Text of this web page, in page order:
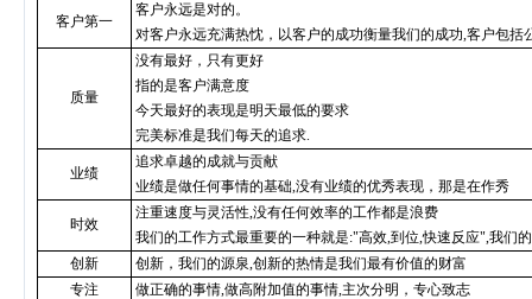
客户第一
客户永远是对的。
对客户永远充满热忱，以客户的成功衡量我们的成功,客户包括
质量
没有最好，只有更好
指的是客户满意度
今天最好的表现是明天最低的要求
完美标准是我们每天的追求.
业绩
追求卓越的成就与贡献
业绩是做任何事情的基础,没有业绩的优秀表现，那是在作秀
时效
注重速度与灵活性,没有任何效率的工作都是浪费
我们的工作方式最重要的一种就是:"高效,到位,快速反应",我们
创新
创新，我们的源泉,创新的热情是我们最有价值的财富
专注
做正确的事情,做高附加值的事情,主次分明，专心致志